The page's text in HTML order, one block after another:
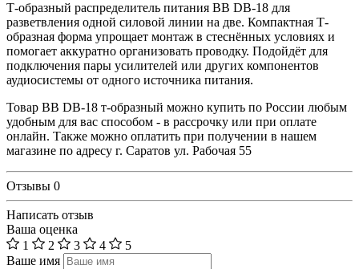
Т-образный распределитель питания BB DB-18 для
разветвления одной силовой линии на две. Компактная Т-
образная форма упрощает монтаж в стеснённых условиях и
помогает аккуратно организовать проводку. Подойдёт для
подключения пары усилителей или других компонентов
аудиосистемы от одного источника питания.
Товар BB DB-18 т-образный можно купить по России любым
удобным для вас способом - в рассрочку или при оплате
онлайн. Также можно оплатить при получении в нашем
магазине по адресу г. Саратов ул. Рабочая 55
Отзывы 0
Написать отзыв
Ваша оценка
1
2 3 4
5
Ваше имя